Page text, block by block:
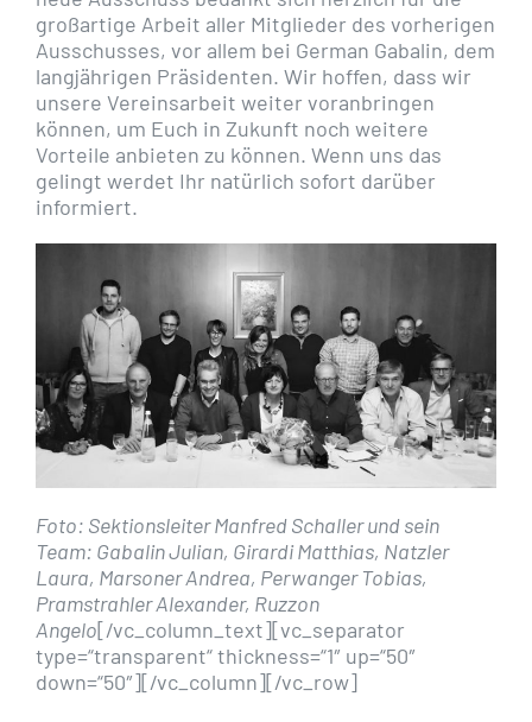
großartige Arbeit aller Mitglieder des vorherigen
Ausschusses, vor allem bei German Gabalin, dem
langjährigen Präsidenten. Wir hoffen, dass wir
unsere Vereinsarbeit weiter voranbringen
können, um Euch in Zukunft noch weitere
Vorteile anbieten zu können. Wenn uns das
gelingt werdet Ihr natürlich sofort darüber
informiert.
Foto: Sektionsleiter Manfred Schaller und sein
Team: Gabalin Julian, Girardi Matthias, Natzler
Laura, Marsoner Andrea, Perwanger Tobias,
Pramstrahler Alexander, Ruzzon
Angelo[/vc_column_text][vc_separator
type=“transparent“ thickness=“1″ up=“50″
down=“50″][/vc_column][/vc_row]